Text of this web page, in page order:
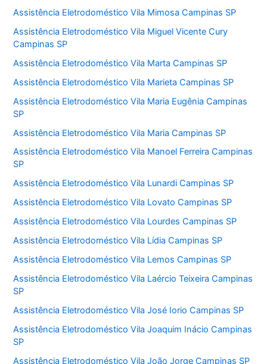
Assistência Eletrodoméstico Vila Mimosa Campinas SP
Assistência Eletrodoméstico Vila Miguel Vicente Cury
Campinas SP
Assistência Eletrodoméstico Vila Marta Campinas SP
Assistência Eletrodoméstico Vila Marieta Campinas SP
Assistência Eletrodoméstico Vila Maria Eugênia Campinas
SP
Assistência Eletrodoméstico Vila Maria Campinas SP
Assistência Eletrodoméstico Vila Manoel Ferreira Campinas
SP
Assistência Eletrodoméstico Vila Lunardi Campinas SP
Assistência Eletrodoméstico Vila Lovato Campinas SP
Assistência Eletrodoméstico Vila Lourdes Campinas SP
Assistência Eletrodoméstico Vila Lídia Campinas SP
Assistência Eletrodoméstico Vila Lemos Campinas SP
Assistência Eletrodoméstico Vila Laércio Teixeira Campinas
SP
Assistência Eletrodoméstico Vila José Iorio Campinas SP
Assistência Eletrodoméstico Vila Joaquim Inácio Campinas
SP
Assistência Eletrodoméstico Vila João Jorge Campinas SP